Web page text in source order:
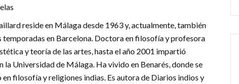
reside en Málaga desde 1963 y, actualmente, también
temporadas en Barcelona. Doctora en filosofía y profesora
y teoría de las artes, hasta el año 2001 impartió
la Universidad de Málaga. Ha vivido en Benarés, donde se
en filosofía y religiones indias. Es autora de Diarios indios y